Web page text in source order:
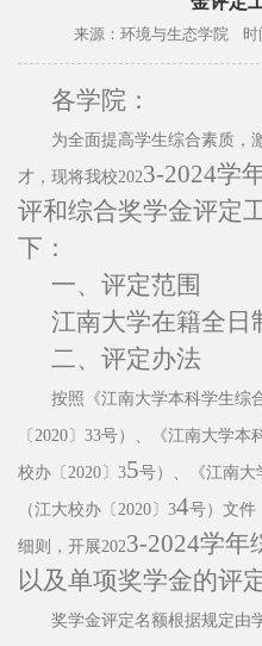
来源：环境与生态学院 时
各学院：
为全面提高学生综合素质，
才，现将我校2023-2024学
评和综合奖学金评定
下：
一、评定范围
江南大学在籍全日
二、评定办法
按照《江南大学本科学生综
〔 2020〕33号）、《江南大学
校办〔2020〕35号）、《江南大
（江大校办〔 2020〕34号）文件
细则，开展2023-2024学年
以及单项奖学金的评
奖学金评定名额根据规定由